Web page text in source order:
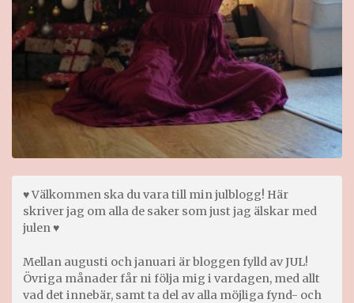
♥ Välkommen ska du vara till min julblogg! Här
skriver jag om alla de saker som just jag älskar med
julen ♥
Mellan augusti och januari är bloggen fylld av JUL!
Övriga månader får ni följa mig i vardagen, med allt
vad det innebär, samt ta del av alla möjliga fynd- och